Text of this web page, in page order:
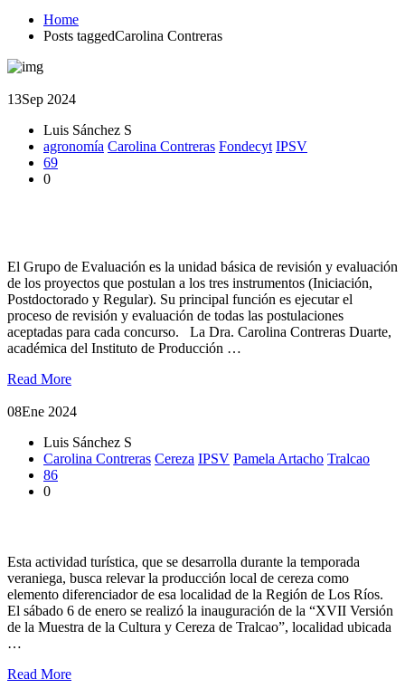
Home
Posts taggedCarolina Contreras
13Sep 2024
Luis Sánchez S
agronomía Carolina Contreras Fondecyt IPSV
69
0
El Grupo de Evaluación es la unidad básica de revisión y evaluación
de los proyectos que postulan a los tres instrumentos (Iniciación,
Postdoctorado y Regular). Su principal función es ejecutar el
proceso de revisión y evaluación de todas las postulaciones
aceptadas para cada concurso. La Dra. Carolina Contreras Duarte,
académica del Instituto de Producción …
Read More
08Ene 2024
Luis Sánchez S
Carolina Contreras Cereza IPSV Pamela Artacho Tralcao
86
0
Esta actividad turística, que se desarrolla durante la temporada
veraniega, busca relevar la producción local de cereza como
elemento diferenciador de esa localidad de la Región de Los Ríos.
El sábado 6 de enero se realizó la inauguración de la “XVII Versión
de la Muestra de la Cultura y Cereza de Tralcao”, localidad ubicada
…
Read More